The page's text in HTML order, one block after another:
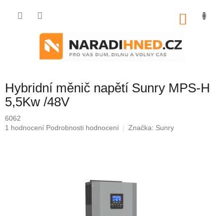
Hybridní měnič napětí Sunry MPS-H
5,5Kw /48V
6062
Průměrné
1 hodnocení Podrobnosti hodnocení Značka: Sunry